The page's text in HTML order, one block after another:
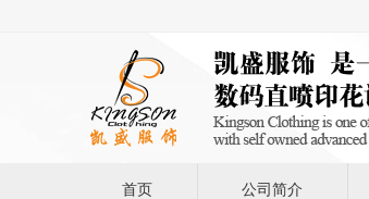
首页 公司简介